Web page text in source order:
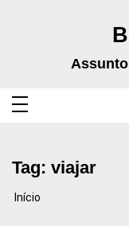
Tag: viajar
Início